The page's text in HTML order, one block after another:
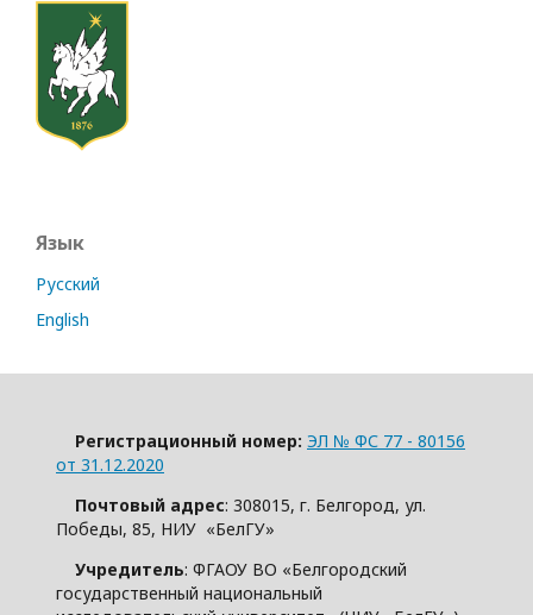
Язык
Русский
English
Регистрационный номер: ЭЛ № ФС 77 - 80156
от 31.12.2020
Почтовый адрес: 308015, г. Белгород, ул.
Победы, 85, НИУ «БелГУ»
Учредитель: ФГАОУ ВО «Белгородский
государственный национальный